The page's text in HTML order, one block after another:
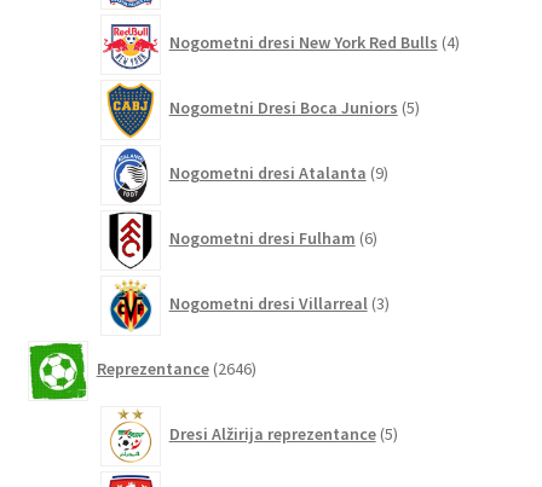
Nogometni dresi New York Red Bulls 4izdelki
Nogometni Dresi Boca Juniors 5izdelkov
Nogometni dresi Atalanta 9izdelkov
Nogometni dresi Fulham 6izdelkov
Nogometni dresi Villarreal 3izdelki
Reprezentance 2646izdelkov
Dresi Alžirija reprezentance 5izdelkov